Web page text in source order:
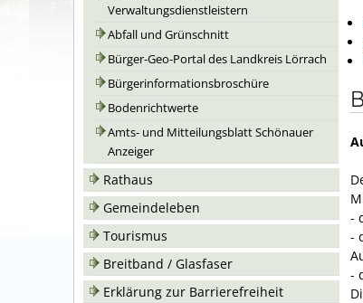
Verwaltungsdienstleistern
Abfall und Grünschnitt
Bürger-Geo-Portal des Landkreis Lörrach
Bürgerinformationsbroschüre
Bodenrichtwerte
Amts- und Mitteilungsblatt Schönauer
Anzeiger
Rathaus
Gemeindeleben
Tourismus
Breitband / Glasfaser
Erklärung zur Barrierefreiheit
-
-
-